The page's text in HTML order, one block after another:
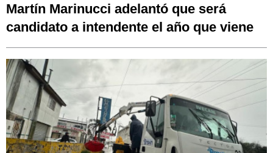
Martín Marinucci adelantó que será
candidato a intendente el año que viene